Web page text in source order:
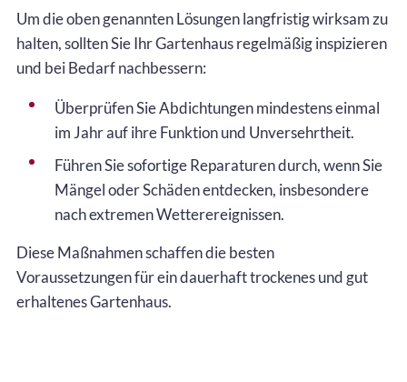
Um die oben genannten Lösungen langfristig wirksam zu
halten, sollten Sie Ihr Gartenhaus regelmäßig inspizieren
und bei Bedarf nachbessern:
Überprüfen Sie Abdichtungen mindestens einmal
im Jahr auf ihre Funktion und Unversehrtheit.
Führen Sie sofortige Reparaturen durch, wenn Sie
Mängel oder Schäden entdecken, insbesondere
nach extremen Wetterereignissen.
Diese Maßnahmen schaffen die besten
Voraussetzungen für ein dauerhaft trockenes und gut
erhaltenes Gartenhaus.